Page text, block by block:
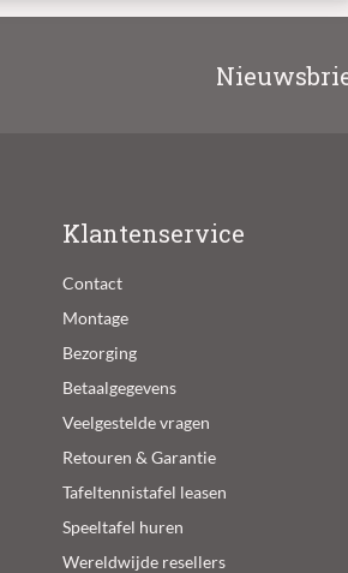
Klantenservice
Contact
Montage
Bezorging
Betaalgegevens
Veelgestelde vragen
Retouren & Garantie
Tafeltennistafel leasen
Speeltafel huren
Wereldwijde resellers